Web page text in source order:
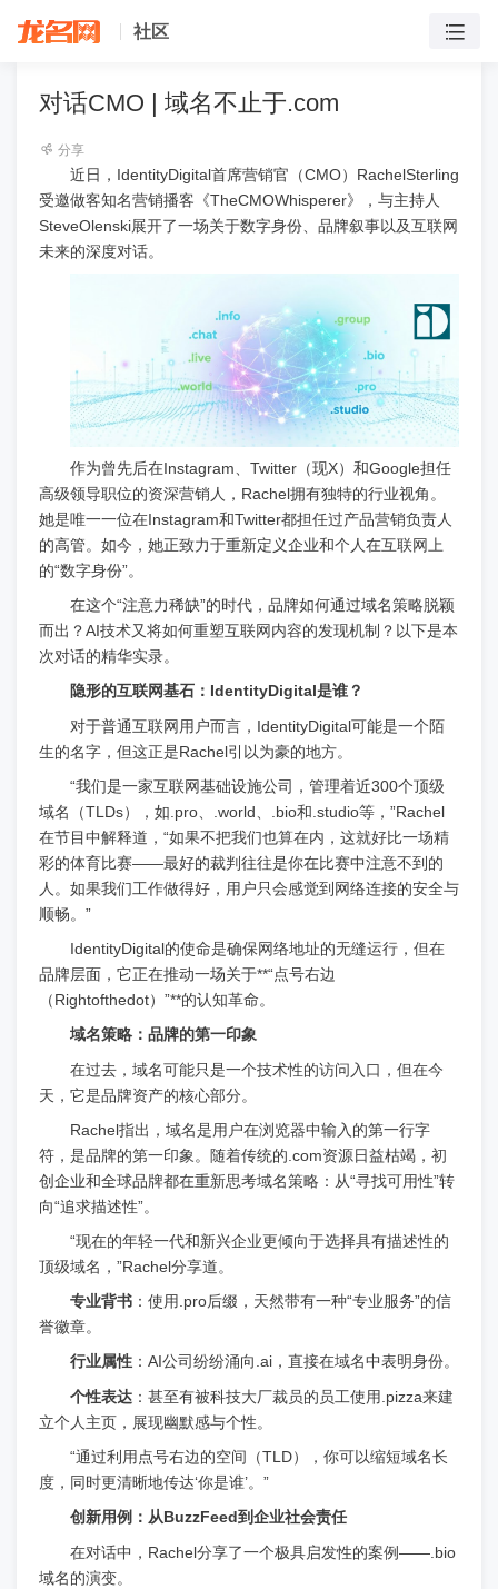
社区
对话CMO | 域名不止于.com
分享
近日，IdentityDigital首席营销官（CMO）RachelSterling
受邀做客知名营销播客《TheCMOWhisperer》，与主持人
SteveOlenski展开了一场关于数字身份、品牌叙事以及互联网
未来的深度对话。
作为曾先后在Instagram、Twitter（现X）和Google担任
高级领导职位的资深营销人，Rachel拥有独特的行业视角。
她是唯一一位在Instagram和Twitter都担任过产品营销负责人
的高管。如今，她正致力于重新定义企业和个人在互联网上
的“数字身份”。
在这个“注意力稀缺”的时代，品牌如何通过域名策略脱颖
而出？AI技术又将如何重塑互联网内容的发现机制？以下是本
次对话的精华实录。
隐形的互联网基石：IdentityDigital是谁？
对于普通互联网用户而言，IdentityDigital可能是一个陌
生的名字，但这正是Rachel引以为豪的地方。
“我们是一家互联网基础设施公司，管理着近300个顶级
域名（TLDs），如.pro、.world、.bio和.studio等，”Rachel
在节目中解释道，“如果不把我们也算在内，这就好比一场精
彩的体育比赛——最好的裁判往往是你在比赛中注意不到的
人。如果我们工作做得好，用户只会感觉到网络连接的安全与
顺畅。”
IdentityDigital的使命是确保网络地址的无缝运行，但在
品牌层面，它正在推动一场关于**“点号右边
（Rightofthedot）”**的认知革命。
域名策略：品牌的第一印象
在过去，域名可能只是一个技术性的访问入口，但在今
天，它是品牌资产的核心部分。
Rachel指出，域名是用户在浏览器中输入的第一行字
符，是品牌的第一印象。随着传统的.com资源日益枯竭，初
创企业和全球品牌都在重新思考域名策略：从“寻找可用性”转
向“追求描述性”。
“现在的年轻一代和新兴企业更倾向于选择具有描述性的
顶级域名，”Rachel分享道。
专业背书 ：使用.pro后缀，天然带有一种“专业服务”的信
誉徽章。
行业属性 ：AI公司纷纷涌向.ai，直接在域名中表明身份。
个性表达 ：甚至有被科技大厂裁员的员工使用.pizza来建
立个人主页，展现幽默感与个性。
“通过利用点号右边的空间（TLD），你可以缩短域名长
度，同时更清晰地传达‘你是谁’。”
创新用例：从BuzzFeed到企业社会责任
在对话中，Rachel分享了一个极具启发性的案例——.bio
域名的演变。